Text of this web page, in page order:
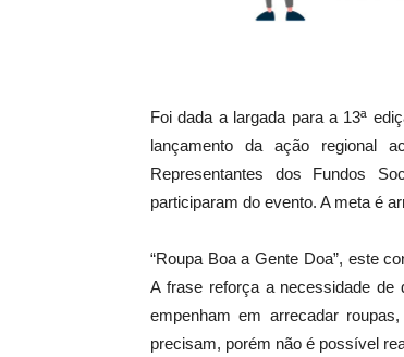
Foi dada a largada para a 13ª
lançamento da ação regional
Representantes dos Fundos
participaram do evento. A meta é
“Roupa Boa a Gente Doa”, este
A frase reforça a necessidade
empenham em arrecadar
precisam, porém não é possível